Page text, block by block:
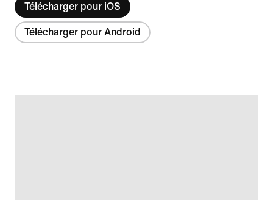
Télécharger pour iOS
Télécharger pour Android